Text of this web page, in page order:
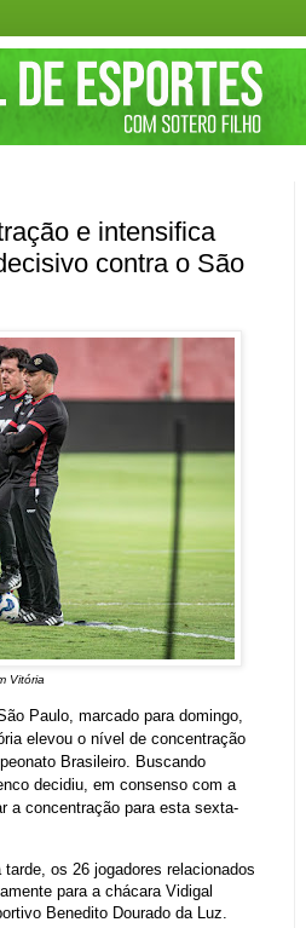
e intensifica
contra o São
Vitória
Paulo, marcado para domingo,
elevou o nível de concentração
Brasileiro. Buscando
decidiu, em consenso com a
a concentração para esta sexta-
os 26 jogadores relacionados
para a chácara Vidigal
Benedito Dourado da Luz.